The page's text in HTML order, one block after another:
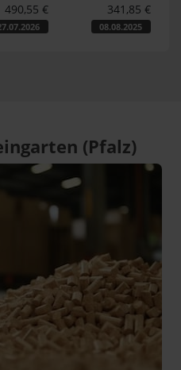
490,55 € 341,85 €
08.08.2025
(Pfalz)